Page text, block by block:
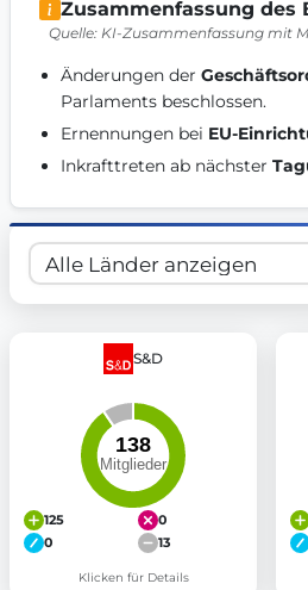
Get Involved
Become a member:Join us to
Volunteer:Contribute your
Zusammenfassung des
Quelle: KI-Zusammenfassung mit
Änderungen der
Parlaments beschlossen.
Ernennungen bei EU-
Inkrafttreten ab nächster
S&D
125
0
0
13
Klicken für Details